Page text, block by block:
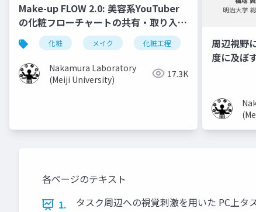
Make-up FLOW 2.0: 美容系YouTuber
の化粧フローチャートの共有・取り入れ
手法
化粧 メイク 化粧工程 フローチャート
Nakamura Laboratory
(Meiji University)
17.3K
周辺視野
度に及ぼ
各ページのテキスト
1.
タスク周辺への視覚刺激を用いた PC上